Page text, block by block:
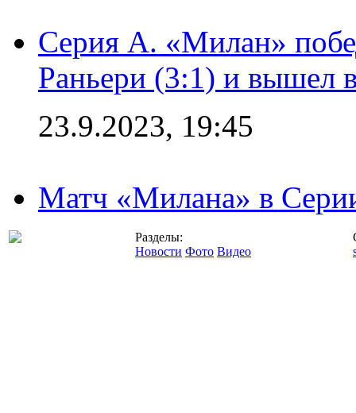
Серия А. «Милан»
Раньери (3:1) и вышел
23.9.2023, 19:45
Матч «Милана» в
Разделы:
Новости Фото Видео